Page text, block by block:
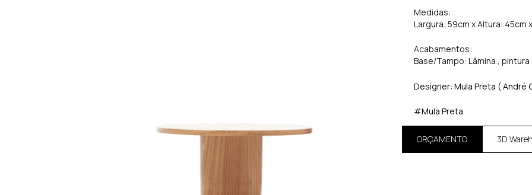
Medidas:
Largura: 59cm x Altura: 45cm
Acabamentos:
Base/Tampo: Lâmina ,
Designer: Mula Preta ( André
#Mula Preta
ORÇAMENTO 3D